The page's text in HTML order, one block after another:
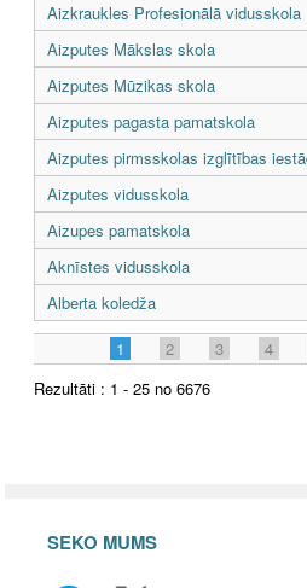
Aizkraukles Profesionālā vidusskola
Aizputes Mākslas skola
Aizputes Mūzikas skola
Aizputes pagasta pamatskola
Aizputes pirmsskolas izglītības
Aizputes vidusskola
Aizupes pamatskola
Aknīstes vidusskola
Alberta koledža
1
2 3 4
Rezultāti : 1 - 25 no 6676
SEKO MUMS